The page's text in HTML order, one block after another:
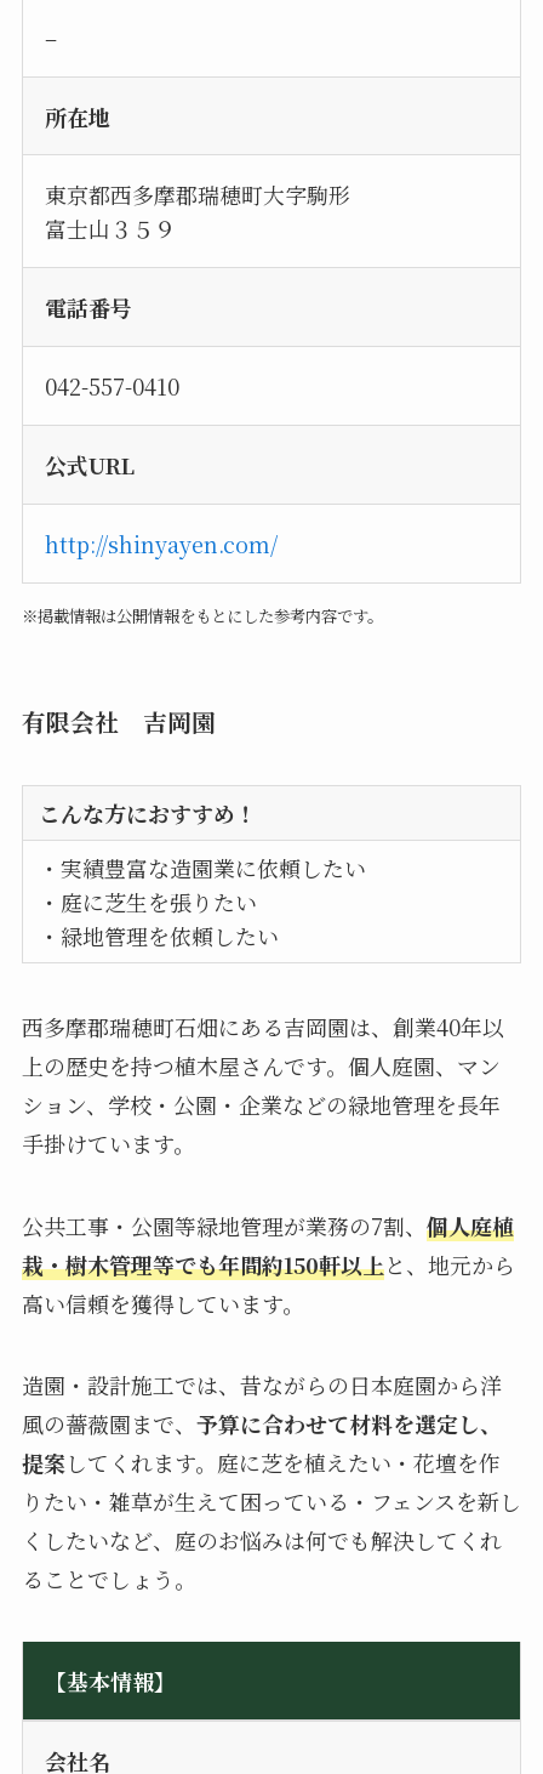
–
所在地
東京都西多摩郡瑞穂町大字駒形
富士山３５９
電話番号
042-557-0410
公式URL
http://shinyayen.com/
※掲載情報は公開情報をもとにした参考内容です。
有限会社 吉岡園
こんな方におすすめ！
・実績豊富な造園業に依頼したい
・庭に芝生を張りたい
・緑地管理を依頼したい
西多摩郡瑞穂町石畑にある吉岡園は、創業40年以
上の歴史を持つ植木屋さんです。個人庭園、マン
ション、学校・公園・企業などの緑地管理を長年
手掛けています。
公共工事・公園等緑地管理が業務の7割、 個人庭植
栽・樹木管理等でも年間約150軒以上と、地元から
高い信頼を獲得しています。
造園・設計施工では、昔ながらの日本庭園から洋
風の薔薇園まで、 予算に合わせて材料を選定し、
提案してくれます。庭に芝を植えたい・花壇を作
りたい・雑草が生えて困っている・フェンスを新し
くしたいなど、庭のお悩みは何でも解決してくれ
ることでしょう。
【基本情報】
会社名